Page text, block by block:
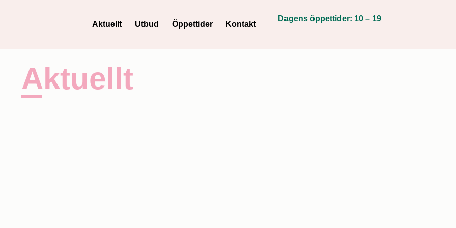
Aktuellt Utbud Öppettider Kontakt
Dagens öppettider: 10 – 19
Aktuellt